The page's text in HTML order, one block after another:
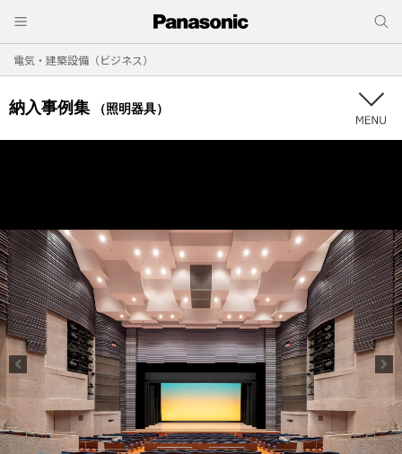
電気・建築設備（ビジネス）
納入事例集 （照明器具）